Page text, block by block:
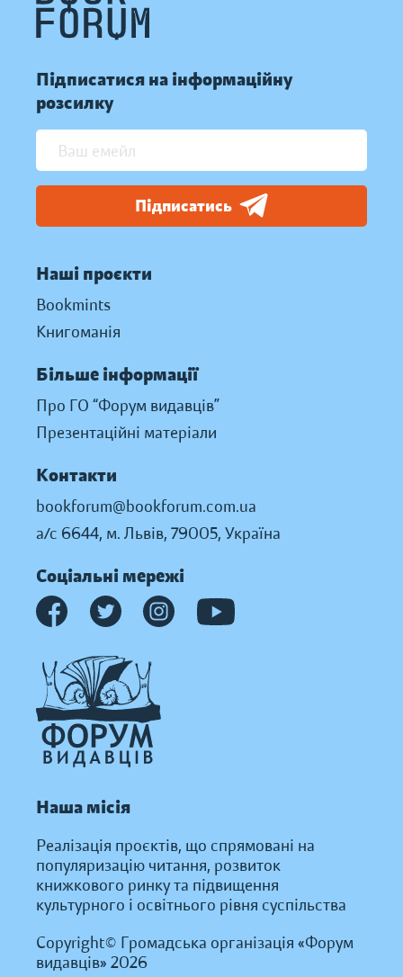
Підписатися на інформаційну
розсилку
Підписатись
Наші проєкти
Bookmints
Книгоманія
Більше інформації
Про ГО “Форум видавців”
Презентаційні матеріали
Контакти
bookforum@bookforum.com.ua
а/с 6644, м. Львів, 79005, Україна
Соціальні мережі
Наша місія
Реалізація проєктів, що спрямовані на
популяризацію читання, розвиток
книжкового ринку та підвищення
культурного і освітнього рівня суспільства
Copyright© Громадська організація «Форум
видавців» 2026